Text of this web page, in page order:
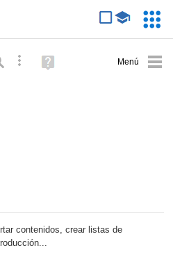
Búsqueda avanzada
Ayuda
(en
contenidos, crear listas de